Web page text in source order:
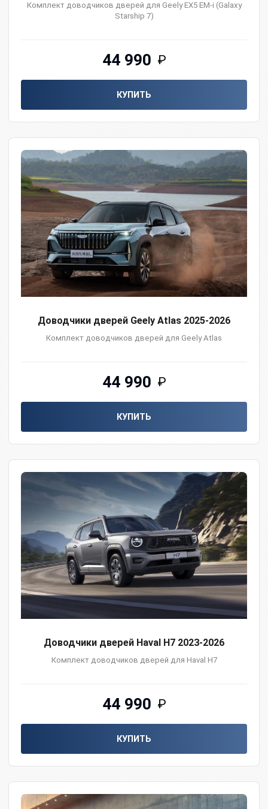
Комплект доводчиков дверей для Geely EX5 EM-i (Galaxy
Starship 7)
44 990 ₽
КУПИТЬ
Доводчики дверей Geely Atlas 2025-2026
Комплект доводчиков дверей для Geely Atlas
44 990 ₽
КУПИТЬ
Доводчики дверей Haval H7 2023-2026
Комплект доводчиков дверей для Haval H7
44 990 ₽
КУПИТЬ